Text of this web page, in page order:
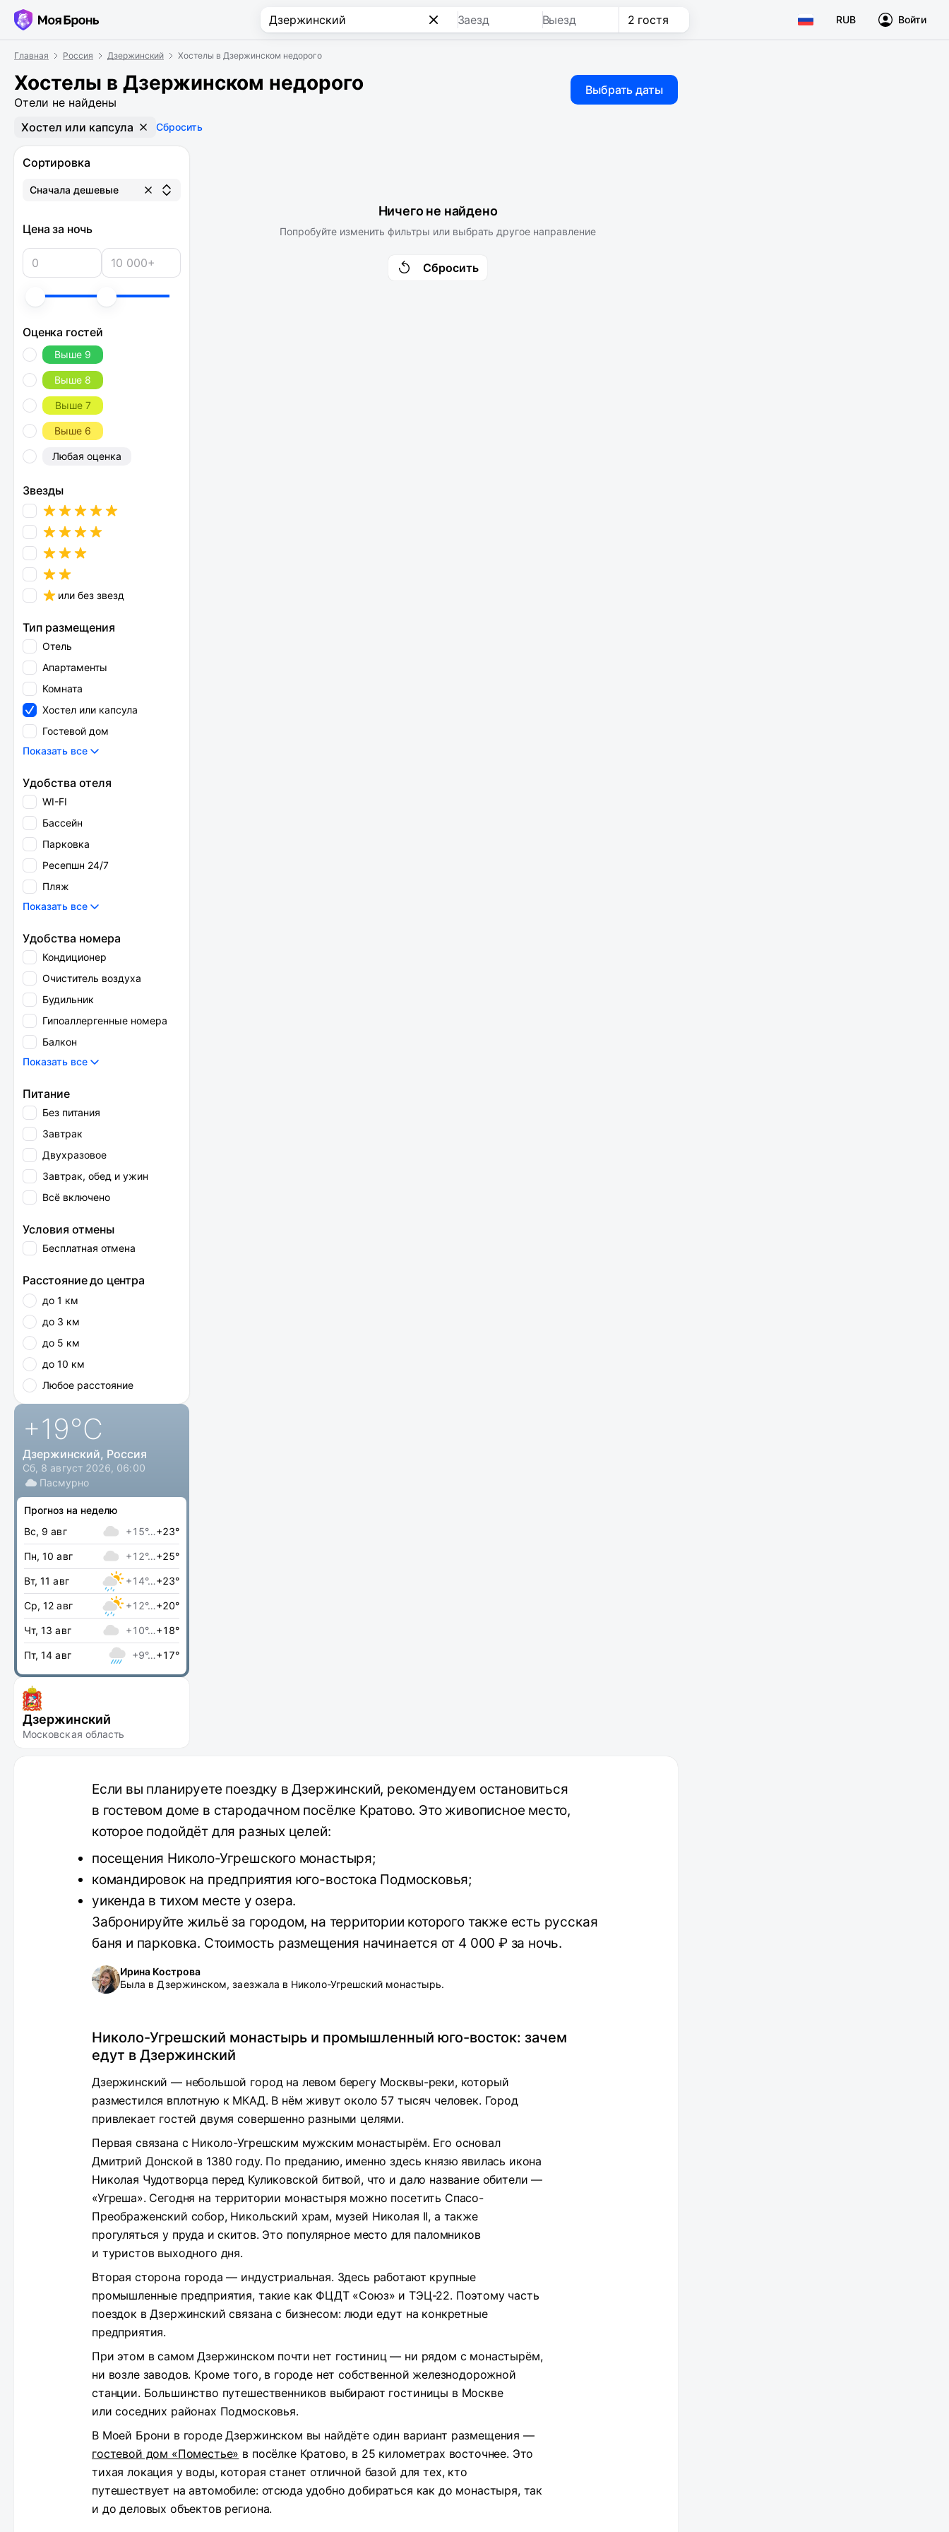
Заезд Выезд 2 гостя RUB Войти
Главная Россия Дзержинский Хостелы в Дзержинском недорого
Хостелы в Дзержинском недорого
Отели не найдены
Выбрать даты
Хостел или капсула Сбросить
Сортировка
Сначала дешевые
Цена за ночь
Оценка гостей
Выше 9
Выше 8
Выше 7
Выше 6
Любая оценка
Звезды
или без звезд
Тип размещения
Отель
Апартаменты
Комната
Хостел или капсула
Гостевой дом
Показать все
Удобства отеля
WI-FI
Бассейн
Парковка
Ресепшн 24/7
Пляж
Показать все
Удобства номера
Кондиционер
Очиститель воздуха
Будильник
Гипоаллергенные номера
Балкон
Показать все
Питание
Без питания
Завтрак
Двухразовое
Завтрак, обед и ужин
Всё включено
Условия отмены
Бесплатная отмена
Расстояние до центра
до 1 км
до 3 км
до 5 км
до 10 км
Любое расстояние
+19°C
Дзержинский, Россия
Сб, 8 август 2026, 06:00
Пасмурно
Прогноз на неделю
Вс, 9 авг
+15°…+23°
Пн, 10 авг +12°…+25°
Вт, 11 авг +14°…+23°
Ср, 12 авг +12°…+20°
Чт, 13 авг +10°…+18°
Пт, 14 авг +9°…+17°
Дзержинский
Московская область
Ничего не найдено
Попробуйте изменить фильтры или выбрать другое направление
Сбросить
Если вы планируете поездку в Дзержинский, рекомендуем остановиться
в гостевом доме в стародачном посёлке Кратово. Это живописное место,
которое подойдёт для разных целей:
посещения Николо-Угрешского монастыря;
командировок на предприятия юго-востока Подмосковья;
уикенда в тихом месте у озера.
Забронируйте жильё за городом, на территории которого также есть русская
баня и парковка. Стоимость размещения начинается от 4 000 ₽ за ночь.
Ирина Кострова
Была в Дзержинском, заезжала в Николо-Угрешский монастырь.
Николо-Угрешский монастырь и промышленный юго-восток: зачем
едут в Дзержинский
Дзержинский — небольшой город на левом берегу Москвы-реки, который
разместился вплотную к МКАД. В нём живут около 57 тысяч человек. Город
привлекает гостей двумя совершенно разными целями.
Первая связана с Николо-Угрешским мужским монастырём. Его основал
Дмитрий Донской в 1380 году. По преданию, именно здесь князю явилась икона
Николая Чудотворца перед Куликовской битвой, что и дало название обители —
«Угреша». Сегодня на территории монастыря можно посетить Спасо-
Преображенский собор, Никольский храм, музей Николая II, а также
прогуляться у пруда и скитов. Это популярное место для паломников
и туристов выходного дня.
Вторая сторона города — индустриальная. Здесь работают крупные
промышленные предприятия, такие как ФЦДТ «Союз» и ТЭЦ-22. Поэтому часть
поездок в Дзержинский связана с бизнесом: люди едут на конкретные
предприятия.
При этом в самом Дзержинском почти нет гостиниц — ни рядом с монастырём,
ни возле заводов. Кроме того, в городе нет собственной железнодорожной
станции. Большинство путешественников выбирают гостиницы в Москве
или соседних районах Подмосковья.
В Моей Брони в городе Дзержинском вы найдёте один вариант размещения —
гостевой дом «Поместье» в посёлке Кратово, в 25 километрах восточнее. Это
тихая локация у воды, которая станет отличной базой для тех, кто
путешествует на автомобиле: отсюда удобно добираться как до монастыря, так
и до деловых объектов региона.